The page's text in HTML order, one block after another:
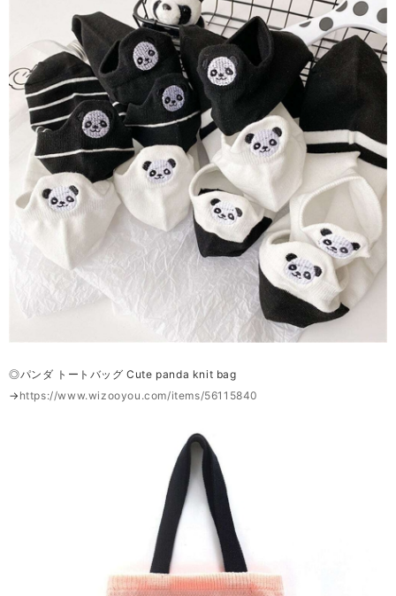
◎パンダ トートバッグ Cute panda knit bag
→ https://www.wizooyou.com/items/56115840